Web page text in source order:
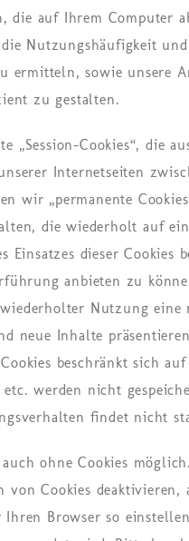
die auf Ihrem Computer
Nut­zungs­häu­fig­keit
er­mit­teln, sowie un­se­re
zu ge­stal­ten.
„Ses­si­on-Coo­kies“, die
In­ter­net­sei­ten
wir „per­ma­nen­te
die wie­der­holt auf
die­ser Coo­kies
an­bie­ten zu
Nut­zung eine
neue In­hal­te
be­schränkt sich
wer­den nicht
fin­det nicht
ohne Coo­kies
von Coo­kies
Brow­ser so